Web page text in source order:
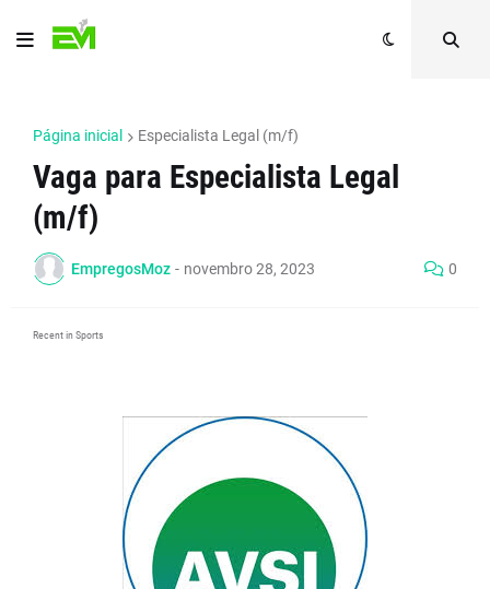
Página inicial Especialista Legal (m/f)
Vaga para Especialista Legal
(m/f)
EmpregosMoz - novembro 28, 2023 0
Recent in Sports